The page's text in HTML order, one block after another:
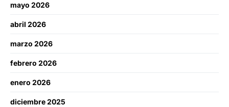
mayo 2026
abril 2026
marzo 2026
febrero 2026
enero 2026
diciembre 2025